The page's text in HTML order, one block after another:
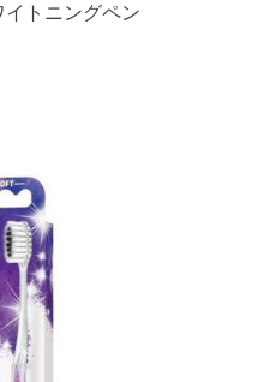
トニングペン